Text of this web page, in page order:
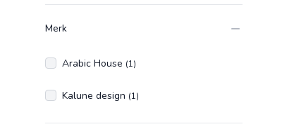
Merk
Arabic House (1)
Kalune design (1)